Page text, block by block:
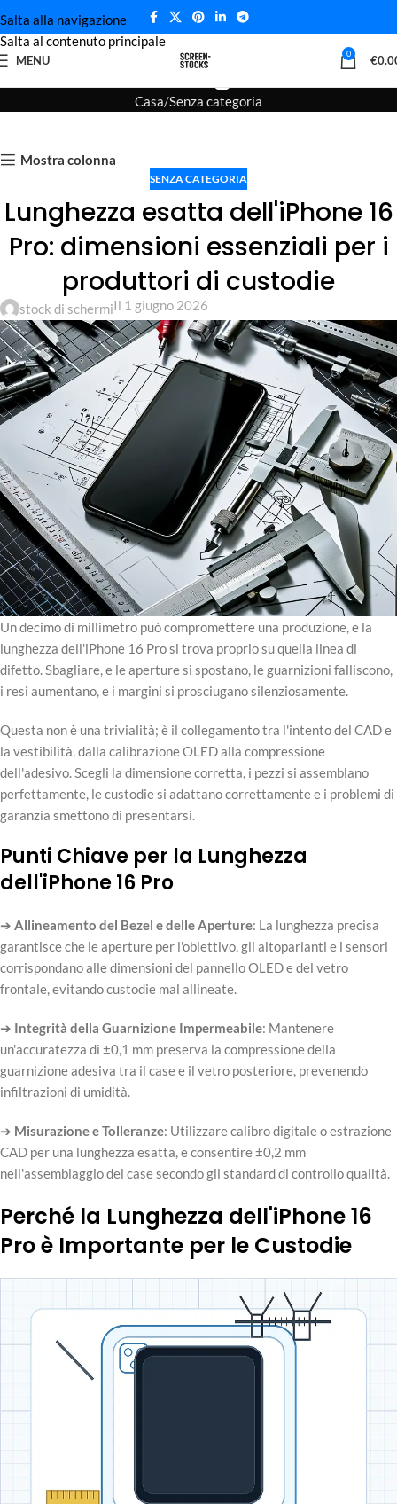
Salta alla navigazione
Salta al contenuto principale
MENU 0 €
Blog
Casa Senza categoria
Mostra colonna
SENZA CATEGORIA
Lunghezza esatta dell'iPhone 16
Pro: dimensioni essenziali per i
produttori di custodie
stock di schermiIl 1 giugno 2026
Un decimo di millimetro può compromettere una produzione, e la
lunghezza dell'iPhone 16 Pro si trova proprio su quella linea di
difetto. Sbagliare, e le aperture si spostano, le guarnizioni falliscono,
i resi aumentano, e i margini si prosciugano silenziosamente.
Questa non è una trivialità; è il collegamento tra l'intento del CAD e
la vestibilità, dalla calibrazione OLED alla compressione
dell'adesivo. Scegli la dimensione corretta, i pezzi si assemblano
perfettamente, le custodie si adattano correttamente e i problemi di
garanzia smettono di presentarsi.
Punti Chiave per la Lunghezza
dell'iPhone 16 Pro
➔ Allineamento del Bezel e delle Aperture: La lunghezza precisa
garantisce che le aperture per l'obiettivo, gli altoparlanti e i sensori
corrispondano alle dimensioni del pannello OLED e del vetro
frontale, evitando custodie mal allineate.
➔ Integrità della Guarnizione Impermeabile: Mantenere
un'accuratezza di ±0,1 mm preserva la compressione della
guarnizione adesiva tra il case e il vetro posteriore, prevenendo
infiltrazioni di umidità.
➔ Misurazione e Tolleranze: Utilizzare calibro digitale o estrazione
CAD per una lunghezza esatta, e consentire ±0,2 mm
nell'assemblaggio del case secondo gli standard di controllo qualità.
Perché la Lunghezza dell'iPhone 16
Pro è Importante per le Custodie